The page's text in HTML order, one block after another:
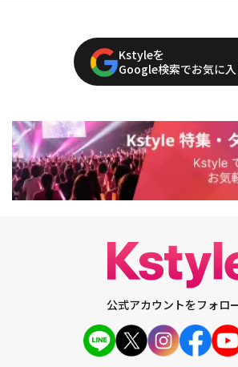
Kstyleを
Google検索でお気に
公式アカウントをフォロ